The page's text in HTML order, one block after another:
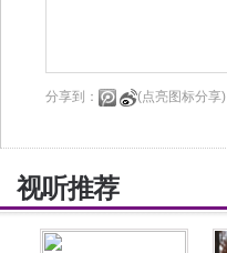
分享到： (点亮图标分享)
视听推荐